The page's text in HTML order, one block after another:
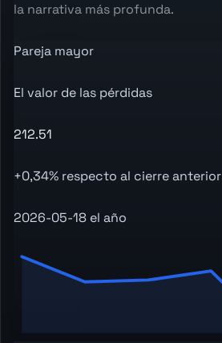
la narrativa más profunda.
Pareja mayor
El valor de las pérdidas
212.51
+0,34% respecto al cierre anterior
2026-05-18 el año